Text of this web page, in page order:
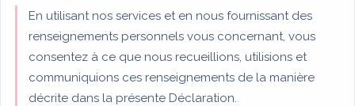
En utilisant nos services et en nous fournissant des
renseignements personnels vous concernant, vous
consentez à ce que nous recueillions, utilisions et
communiquions ces renseignements de la manière
décrite dans la présente Déclaration.